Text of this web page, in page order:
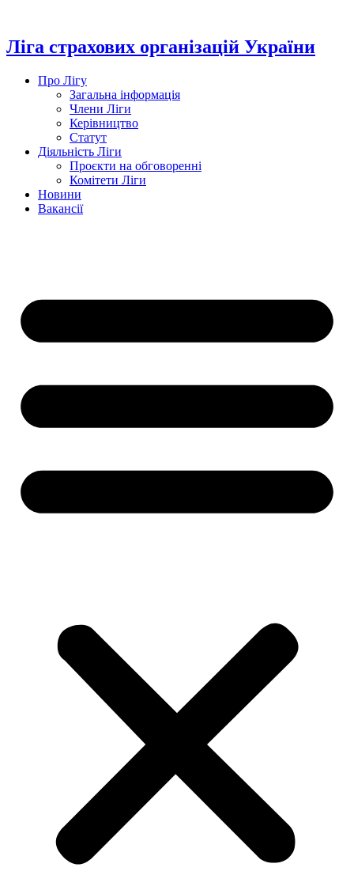
вмісту
Ліга страхових організацій України
Про Лігу
Загальна інформація
Члени Ліги
Керівництво
Статут
Діяльність Ліги
Проєкти на обговоренні
Комітети Ліги
Новини
Вакансії